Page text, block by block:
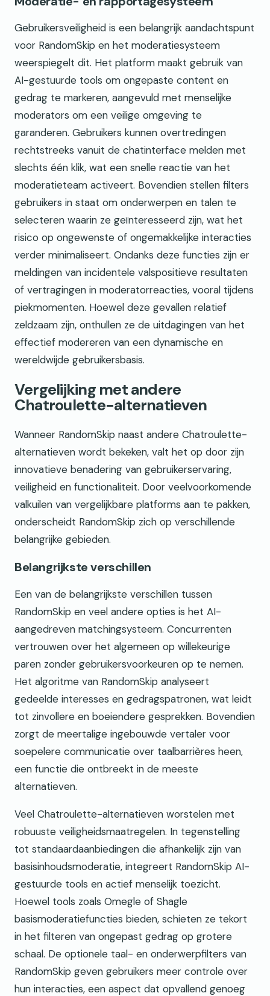
Gebruikersveiligheid is een belangrijk aandachtspunt
voor RandomSkip en het moderatiesysteem
weerspiegelt dit. Het platform maakt gebruik van
AI-gestuurde tools om ongepaste content en
gedrag te markeren, aangevuld met menselijke
moderators om een veilige omgeving te
garanderen. Gebruikers kunnen overtredingen
rechtstreeks vanuit de chatinterface melden met
slechts één klik, wat een snelle reactie van het
moderatieteam activeert. Bovendien stellen filters
gebruikers in staat om onderwerpen en talen te
selecteren waarin ze geïnteresseerd zijn, wat het
risico op ongewenste of ongemakkelijke interacties
verder minimaliseert. Ondanks deze functies zijn er
meldingen van incidentele valspositieve resultaten
of vertragingen in moderatorreacties, vooral tijdens
piekmomenten. Hoewel deze gevallen relatief
zeldzaam zijn, onthullen ze de uitdagingen van het
effectief modereren van een dynamische en
wereldwijde gebruikersbasis.
Vergelijking met andere
Chatroulette-alternatieven
Wanneer RandomSkip naast andere Chatroulette-
alternatieven wordt bekeken, valt het op door zijn
innovatieve benadering van gebruikerservaring,
veiligheid en functionaliteit. Door veelvoorkomende
valkuilen van vergelijkbare platforms aan te pakken,
onderscheidt RandomSkip zich op verschillende
belangrijke gebieden.
Belangrijkste verschillen
Een van de belangrijkste verschillen tussen
RandomSkip en veel andere opties is het AI-
aangedreven matchingsysteem. Concurrenten
vertrouwen over het algemeen op willekeurige
paren zonder gebruikersvoorkeuren op te nemen.
Het algoritme van RandomSkip analyseert
gedeelde interesses en gedragspatronen, wat leidt
tot zinvollere en boeiendere gesprekken. Bovendien
zorgt de meertalige ingebouwde vertaler voor
soepelere communicatie over taalbarrières heen,
een functie die ontbreekt in de meeste
alternatieven.
Veel Chatroulette-alternatieven worstelen met
robuuste veiligheidsmaatregelen. In tegenstelling
tot standaardaanbiedingen die afhankelijk zijn van
basisinhoudsmoderatie, integreert RandomSkip AI-
gestuurde tools en actief menselijk toezicht.
Hoewel tools zoals Omegle of Shagle
basismoderatiefuncties bieden, schieten ze tekort
in het filteren van ongepast gedrag op grotere
schaal. De optionele taal- en onderwerpfilters van
RandomSkip geven gebruikers meer controle over
hun interacties, een aspect dat opvallend genoeg